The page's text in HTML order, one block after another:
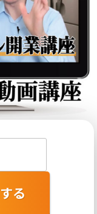
る